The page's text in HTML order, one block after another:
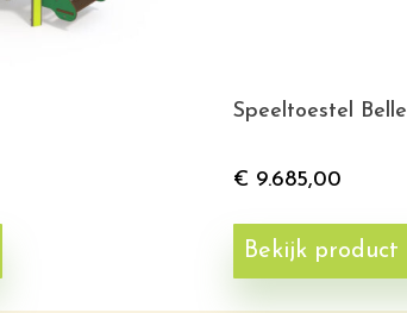
Speeltoestel Belle
€ 9.685,00
Bekijk product